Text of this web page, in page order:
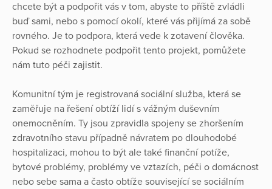
chcete být a podpořit vás v tom, abyste to příště zvládli
buď sami, nebo s pomocí okolí, které vás přijímá za sobě
rovného. Je to podpora, která vede k zotavení člověka.
Pokud se rozhodnete podpořit tento projekt, pomůžete
nám tuto péči zajistit.
Komunitní tým je registrovaná sociální služba, která se
zaměřuje na řešení obtíží lidí s vážným duševním
onemocněním. Ty jsou zpravidla spojeny se zhoršením
zdravotního stavu případně návratem po dlouhodobé
hospitalizaci, mohou to být ale také finanční potíže,
bytové problémy, problémy ve vztazích, péči o domácnost
nebo sebe sama a často obtíže související se sociálním